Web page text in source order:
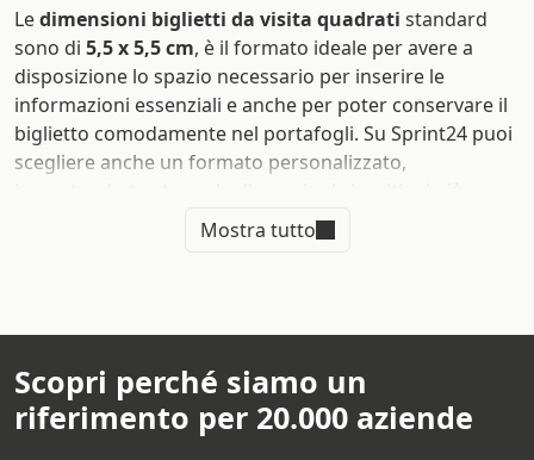
Ledimensioni biglietti da visita quadrati standard
sono di 5,5 x 5,5 cm, è il formato ideale per avere a
disposizione lo spazio necessario per inserire le
informazioni essenziali e anche per poter conservare il
biglietto comodamente nel portafogli. Su Sprint24 puoi
scegliere anche un formato personalizzato,
adatte, l’importante è non esagerare: una dimensione
troppo grande per un porta biglietti standard rende
scegliere anche una dimensione rettangolare
rendendola originale dalla stampa in verticale. Su
ordinare biglietti da visita
Mostra tutto
Scopri perché siamo un
riferimento per 20.000 aziende